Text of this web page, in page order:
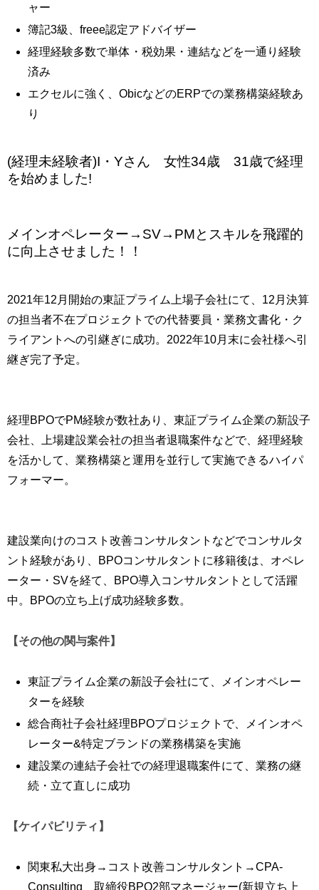
ャー
簿記3級、freee認定アドバイザー
経理経験多数で単体・税効果・連結などを一通り経験
済み
エクセルに強く、ObicなどのERPでの業務構築経験あ
り
(経理未経験者)I・Yさん 女性34歳 31歳で経理
を始めました!
メインオペレーター→SV→PMとスキルを飛躍的
に向上させました！！
2021年12月開始の東証プライム上場子会社にて、12月決算
の担当者不在プロジェクトでの代替要員・業務文書化・ク
ライアントへの引継ぎに成功。2022年10月末に会社様へ引
継ぎ完了予定。
経理BPOでPM経験が数社あり、東証プライム企業の新設子
会社、上場建設業会社の担当者退職案件などで、経理経験
を活かして、業務構築と運用を並行して実施できるハイパ
フォーマー。
建設業向けのコスト改善コンサルタントなどでコンサルタ
ント経験があり、BPOコンサルタントに移籍後は、オペレ
ーター・SVを経て、BPO導入コンサルタントとして活躍
中。BPOの立ち上げ成功経験多数。
【その他の関与案件】
東証プライム企業の新設子会社にて、メインオペレー
ターを経験
総合商社子会社経理BPOプロジェクトで、メインオペ
レーター&特定ブランドの業務構築を実施
建設業の連結子会社での経理退職案件にて、業務の継
続・立て直しに成功
【ケイパビリティ】
関東私大出身→コスト改善コンサルタント→CPA-
Consulting 取締役BPO2部マネージャー(新規立ち上